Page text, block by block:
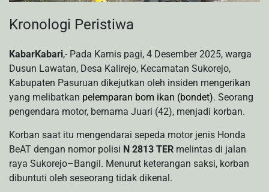
Kronologi Peristiwa
KabarKabari,- Pada Kamis pagi, 4 Desember 2025, warga
Dusun Lawatan, Desa Kalirejo, Kecamatan Sukorejo,
Kabupaten Pasuruan dikejutkan oleh insiden mengerikan
yang melibatkan pelemparan bom ikan (bondet). Seorang
pengendara motor, bernama Juari (42), menjadi korban.
Korban saat itu mengendarai sepeda motor jenis Honda
BeAT dengan nomor polisi N 2813 TER melintas di jalan
raya Sukorejo–Bangil. Menurut keterangan saksi, korban
dibuntuti oleh seseorang tidak dikenal.